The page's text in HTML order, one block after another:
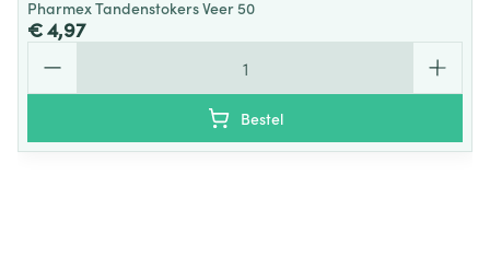
Pharmex Tandenstokers Veer 50
€ 4,97
Bestel